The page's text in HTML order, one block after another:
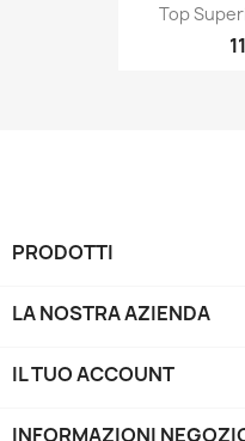
Top
PRODOTTI
LA NOSTRA AZIENDA
IL TUO ACCOUNT
INFORMAZIONI